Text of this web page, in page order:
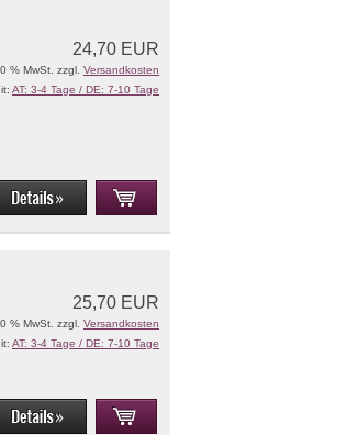
24,70 EUR
% MwSt. zzgl. Versandkosten
AT: 3-4 Tage / DE: 7-10 Tage
25,70 EUR
% MwSt. zzgl. Versandkosten
AT: 3-4 Tage / DE: 7-10 Tage